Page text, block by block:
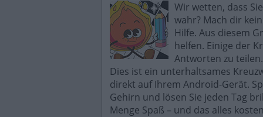
Wir wetten, dass
wahr? Mach dir
Hilfe. Aus diesem
helfen. Einige der
Antworten zu teilen.
Dies ist ein unterhaltsames
direkt auf Ihrem Android-Gerät.
Gehirn und lösen Sie jeden Tag
Menge Spaß – und das alles